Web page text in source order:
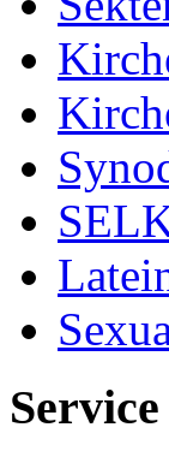
Service